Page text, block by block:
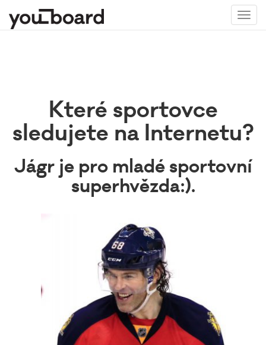
Které sportovce
sledujete na Internetu?
Jágr je pro mladé sportovní
superhvězda:).